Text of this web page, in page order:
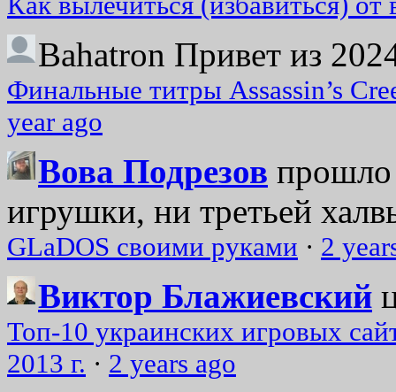
Bahatron Привет из
Финальные титры Assassin’s
year ago
Вова Подрезов прошло
игрушки, ни третьей
GLaDOS своими руками · 2
Виктор Блажиевский
Топ-10 украинских игровых
2013 г. · 2 years ago